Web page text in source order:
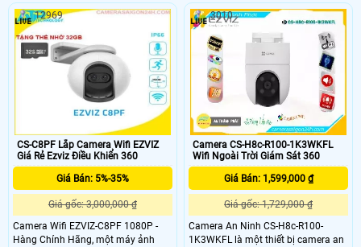
hiện chuyển động người bằng cảm
biến AI, chức năng xoay 360 độ và
thu âm, camera còn trang bị hồng
ngoại 30m cho hình ảnh sắc nét
ban đêm. Cùng khả năng khe cắm
thẻ nhớ lên đến 512GB và hỗ trợ khe
sim 4G các nhà mạng Việt Nam.
CS-H8C (3MP,4G) cung cấp hình ảnh
sáng cả ban đêm camera này thích
hợp sử dụng ngoài trời
CS-C8PF Lắp Camera Wifi EZVIZ
Giá Rẻ Ezviz Điều Khiển 360
Giá Bán: 5%-35%
Giá gốc: 3,000,000 ₫
Camera Wifi EZVIZ-C8PF 1080P -
Hàng Chính Hãng, một máy ảnh
12969
Camera CS-H8c-R100-1K3WKFL
Wifi Ngoài Trời Giám Sát 360
Giá Bán: 1,599,000 ₫
Giá gốc: 1,729,000 ₫
Camera An Ninh CS-H8c-R100-
1K3WKFL là một thiết bị camera an
3010